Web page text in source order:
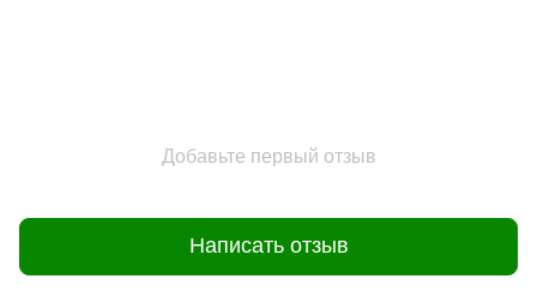
Добавьте первый отзыв
Написать отзыв